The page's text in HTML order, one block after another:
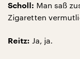
Scholl: Man saß
Zigaretten
Reitz: Ja, ja.